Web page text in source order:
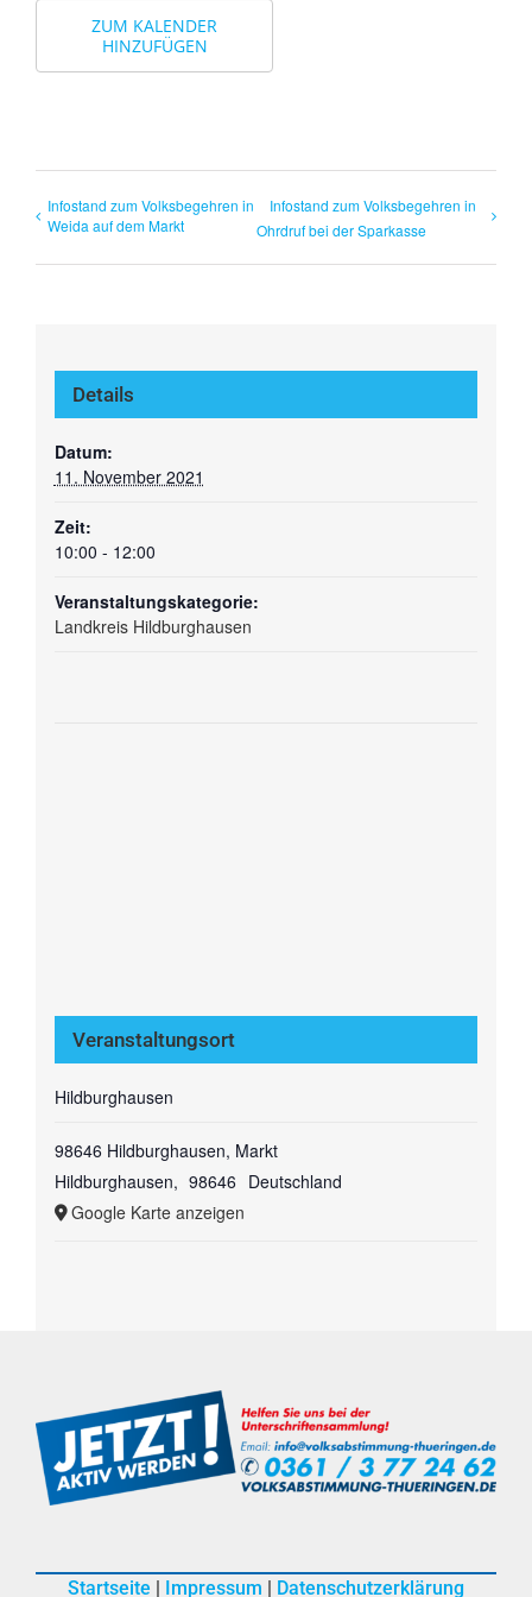
ZUM KALENDER
HINZUFÜGEN
Infostand zum Volksbegehren in
Weida auf dem Markt
Infostand zum Volksbegehren in
Ohrdruf bei der Sparkasse
Details
Datum:
11. November 2021
Zeit:
10:00 - 12:00
Veranstaltungskategorie:
Landkreis Hildburghausen
Veranstaltungsort
Hildburghausen
98646 Hildburghausen, Markt
Hildburghausen, 98646 Deutschland
Google Karte anzeigen
Startseite | Impressum | Datenschutzerklärung